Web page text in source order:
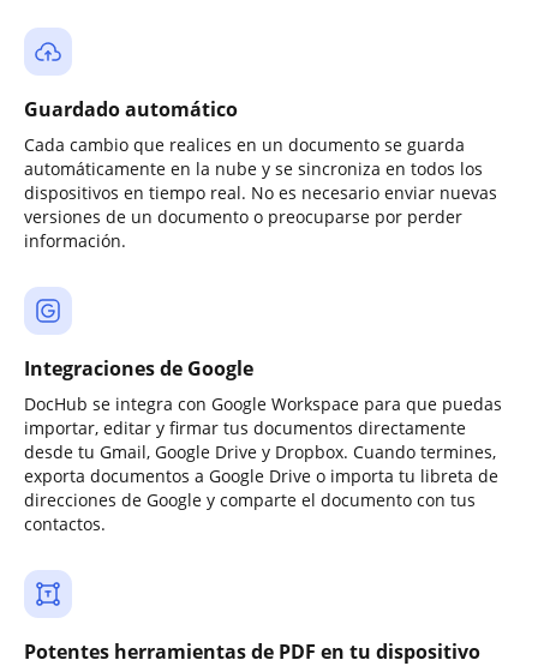
Guardado automático
Cada cambio que realices en un documento se guarda
automáticamente en la nube y se sincroniza en todos los
dispositivos en tiempo real. No es necesario enviar nuevas
versiones de un documento o preocuparse por perder
información.
Integraciones de Google
DocHub se integra con Google Workspace para que puedas
importar, editar y firmar tus documentos directamente
desde tu Gmail, Google Drive y Dropbox. Cuando termines,
exporta documentos a Google Drive o importa tu libreta de
direcciones de Google y comparte el documento con tus
contactos.
Potentes herramientas de PDF en tu dispositivo